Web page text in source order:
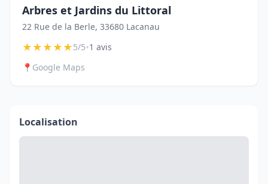
Arbres et Jardins du Littoral
22 Rue de la Berle, 33680 Lacanau
★★★★★5/5•1 avis
📍 Google Maps
Localisation